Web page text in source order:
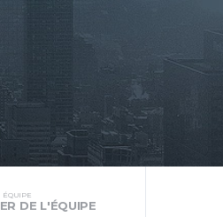
ÉQUIPE
DE L'ÉQUIPE